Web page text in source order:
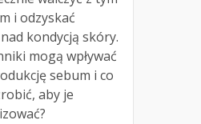
i odzyskać
kondycją skóry.
mogą wpływać
sebum i co
aby je